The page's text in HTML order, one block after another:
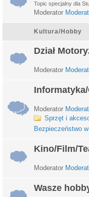
Topic specjalny dla
Moderator
Kultura/Hobby
Dział
Moderator
Moderator
Sprzęt i
Bezpieczeństwo
Kino/Film/
Moderator
Wasze